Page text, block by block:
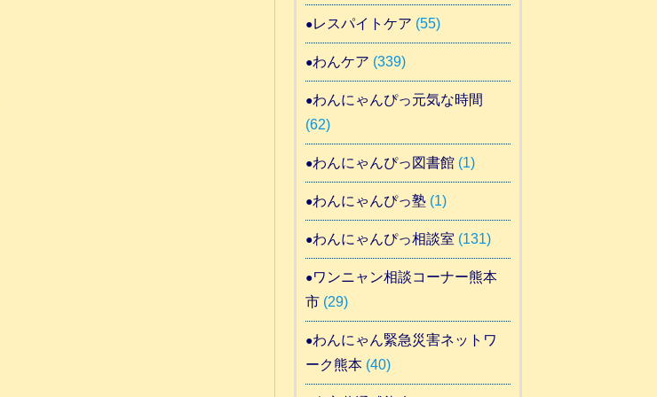
レスパイトケア (55)
わんケア (339)
わんにゃんぴっ元気な時間
(62)
わんにゃんぴっ図書館(1)
わんにゃんぴっ塾(1)
わんにゃんぴっ相談室 (131)
ワンニャン相談コーナー熊本
市(29)
わんにゃん緊急災害ネットワ
ーク熊本(40)